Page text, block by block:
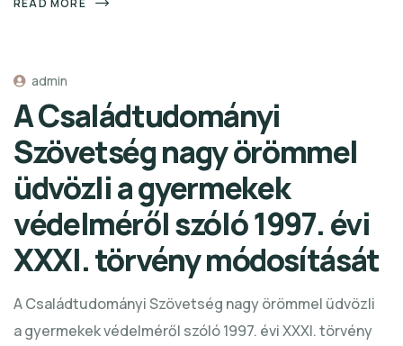
admin
A Családtudományi
Szövetség nagy örömmel
üdvözli a gyermekek
védelméről szóló 1997. évi
XXXI. törvény módosítását
A Családtudományi Szövetség nagy örömmel üdvözli
a gyermekek védelméről szóló 1997. évi XXXI. törvény